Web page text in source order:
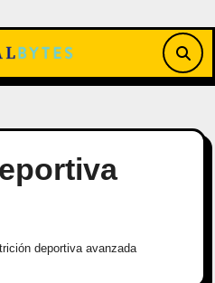
deportiva avanzada